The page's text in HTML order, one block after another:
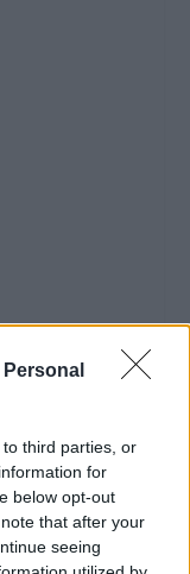
third parties, or
for
below opt-out
that after your
seeing